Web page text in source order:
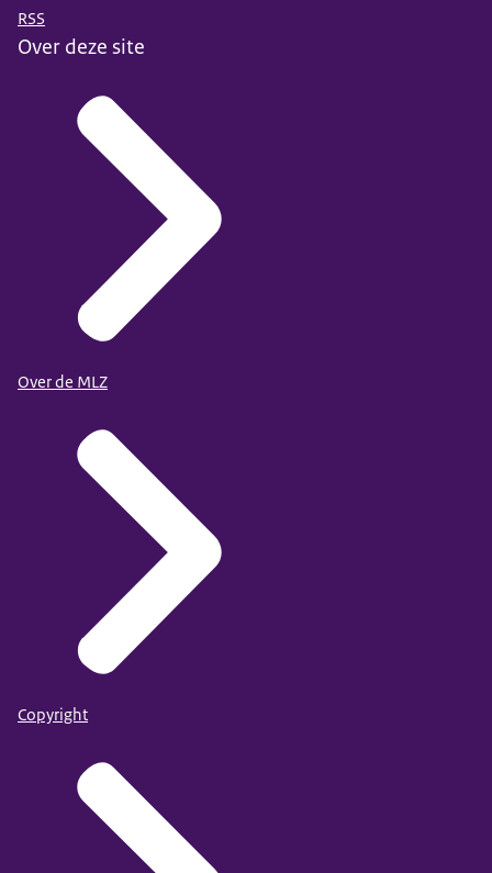
RSS
Over deze site
Over de MLZ
Copyright